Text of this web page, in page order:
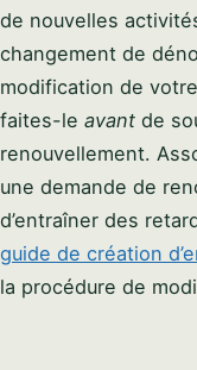
de nouvelles
changement de
modification de
faites-le avant de
renouvellement.
une demande de
d’entraîner des
guide de création
la procédure de